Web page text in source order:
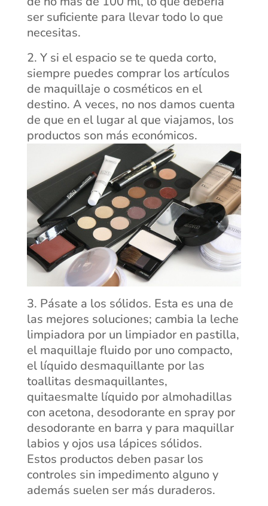
ser suficiente para llevar todo lo que
necesitas.
Y si el espacio se te queda corto,
siempre puedes comprar los artículos
de maquillaje o cosméticos en el
destino. A veces, no nos damos cuenta
de que en el lugar al que viajamos, los
productos son más económicos.
Pásate a los sólidos. Esta es una de
las mejores soluciones; cambia la leche
limpiadora por un limpiador en pastilla,
el maquillaje fluido por uno compacto,
el líquido desmaquillante por las
toallitas desmaquillantes,
quitaesmalte líquido por almohadillas
con acetona, desodorante en spray por
desodorante en barra y para maquillar
labios y ojos usa lápices sólidos.
Estos productos deben pasar los
controles sin impedimento alguno y
además suelen ser más duraderos.